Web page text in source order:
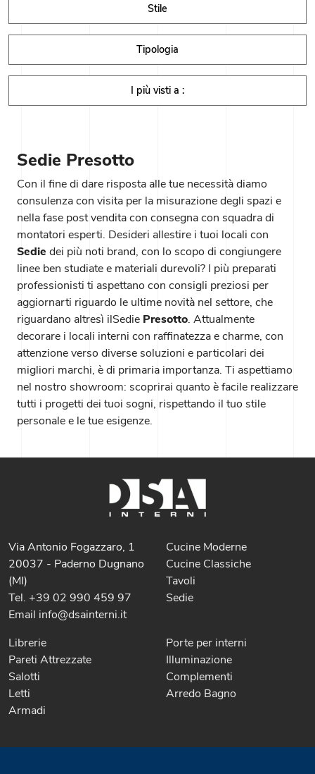
Stile
Tipologia
I più visti a :
Sedie Presotto
Con il fine di dare risposta alle tue necessità diamo
consulenza con visita per la misurazione degli spazi e
nella fase post vendita con consegna con squadra di
montatori esperti. Desideri allestire i tuoi locali con
Sedie dei più noti brand, con lo scopo di congiungere
linee ben studiate e materiali durevoli? I più preparati
professionisti ti aspettano con consigli preziosi per
aggiornarti riguardo le ultime novità nel settore, che
riguardano altresì ilSedie Presotto. Attualmente
decorare i locali interni con raffinatezza e charme, con
attenzione verso diverse soluzioni e particolari dei
migliori marchi, è di primaria importanza. Ti aspettiamo
nel nostro showroom: scoprirai quanto è facile realizzare
tutti i progetti dei tuoi sogni, rispettando il tuo stile
personale e le tue esigenze.
Via Antonio Fogazzaro, 1
20037 - Paderno Dugnano
(MI)
Tel. +39 02 990 459 97
Email info@dsainterni.it
Cucine Moderne
Cucine Classiche
Tavoli
Sedie
Librerie
Pareti Attrezzate
Salotti
Letti
Armadi
Porte per interni
Illuminazione
Complementi
Arredo Bagno